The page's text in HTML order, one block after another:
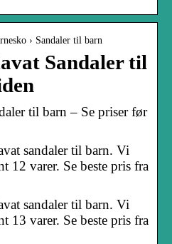
› Sandaler til barn
Sandaler til
til barn – Se priser før
sandaler til barn. Vi
12 varer. Se beste pris fra
sandaler til barn. Vi
13 varer. Se beste pris fra